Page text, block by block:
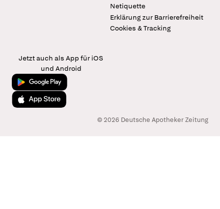
Netiquette
Erklärung zur Barrierefreiheit
Cookies & Tracking
Jetzt auch als App für iOS
und Android
Jetzt bei Google Play
Laden im App Store
© 2026 Deutsche Apotheker Zeitung